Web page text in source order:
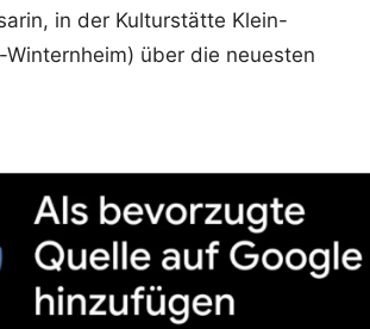
in der Kulturstätte Klein-
über die neuesten